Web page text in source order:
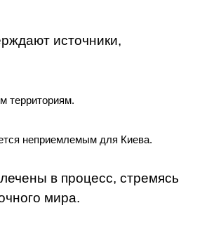
источники,
территориям.
неприемлемым для Киева.
в процесс, стремясь
мира.